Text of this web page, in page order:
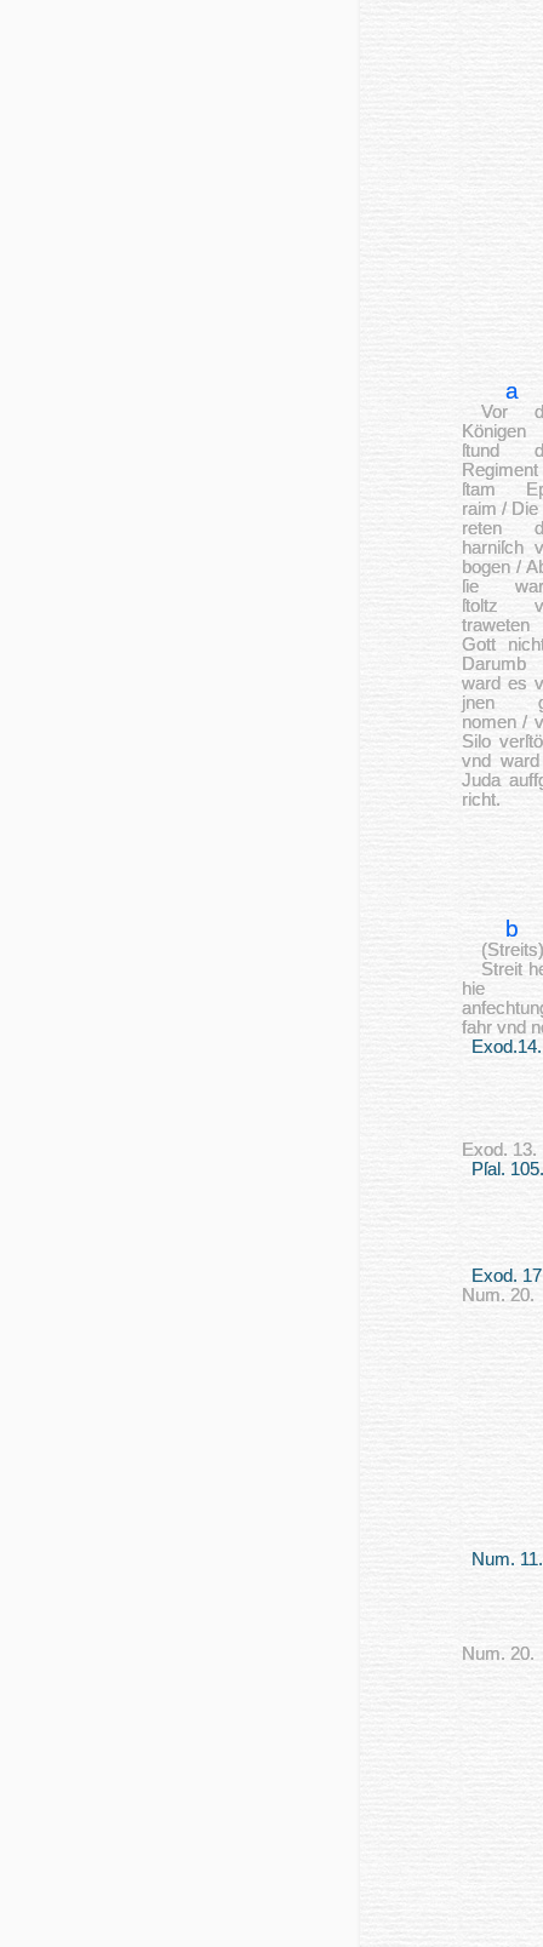
a
Vor
Kö­nigen
ſtund
ſtam
raim /
reten
har­niſch
bo­gen /
ſie
ſtoltz
traweten
Gott
Da­r­umb
ward es
jnen
nomen /
Silo
vnd
Juda
richt.
b
(Streits)
Streit
hie
fahr vnd
Exod.14.
Exod. 13.
Pſal. 105.
Exod.
Num. 20.
Num. 11.
Num. 20.